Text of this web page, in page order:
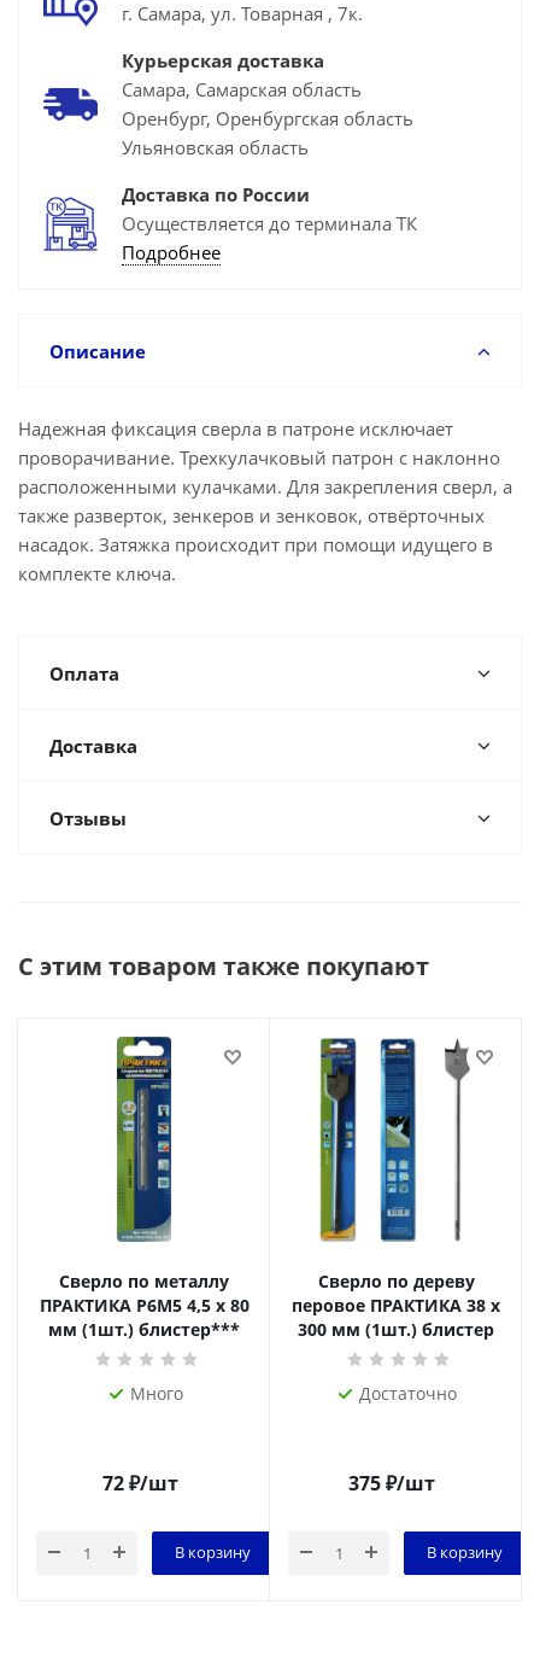
г. Самара, ул. Товарная , 7к.
Курьерская доставка
Самара, Самарская область
Оренбург, Оренбургская область
Ульяновская область
Доставка по России
Осуществляется до терминала ТК
Подробнее
Описание
Надежная фиксация сверла в патроне исключает
проворачивание. Трехкулачковый патрон с наклонно
расположенными кулачками. Для закрепления сверл, а
также разверток, зенкеров и зенковок, отвёрточных
насадок. Затяжка происходит при помощи идущего в
комплекте ключа.
Оплата
Доставка
Отзывы
С этим товаром также покупают
Сверло по металлу
ПРАКТИКА Р6М5 4,5 х 80
мм (1шт.) блистер***
Много
72₽/шт
В корзину
Сверло по дереву
перовое ПРАКТИКА 38 х
300 мм (1шт.) блистер
Достаточно
375₽/шт
В корзину